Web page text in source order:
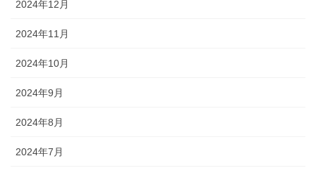
2024年12月
2024年11月
2024年10月
2024年9月
2024年8月
2024年7月